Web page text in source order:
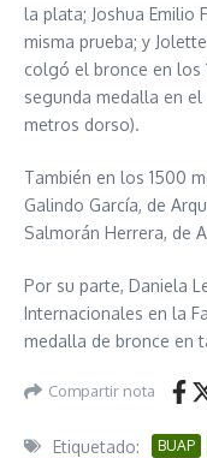
la plata; Joshua Emilio
misma prueba; y
colgó el bronce en los
segunda medalla en
metros dorso).
También en los 1500
Galindo García, de
Salmorán Herrera, de
Por su parte, Daniela
Internacionales en la
medalla de bronce en
Compartir nota
Etiquetado: BUAP